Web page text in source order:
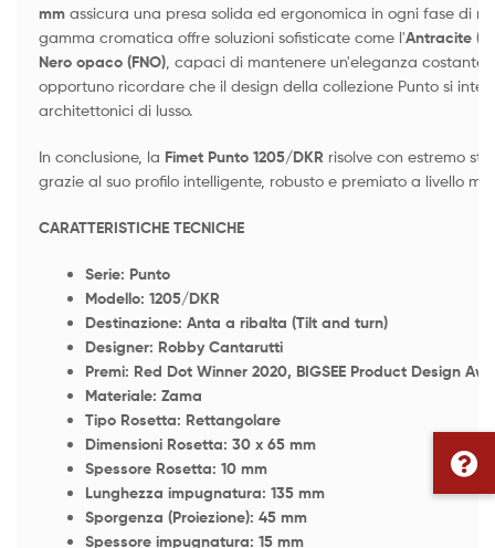
mmassicura una presa solida ed ergonomica in ogni fase di
gamma cromatica offre soluzioni sofisticate come l'Antracite
Nero opaco (FNO), capaci di mantenere un'eleganza costante
opportuno ricordare che il design della collezione Punto si
architettonici di lusso.
In conclusione, la Fimet Punto 1205/DKR risolve con estremo
grazie al suo profilo intelligente, robusto e premiato a livello
CARATTERISTICHE TECNICHE
Serie: Punto
Modello: 1205/DKR
Destinazione: Anta a ribalta (Tilt and turn)
Designer: Robby Cantarutti
Premi: Red Dot Winner 2020, BIGSEE Product Design
Materiale: Zama
Tipo Rosetta: Rettangolare
Dimensioni Rosetta: 30 x 65 mm
Spessore Rosetta: 10 mm
Lunghezza impugnatura: 135 mm
Sporgenza (Proiezione): 45 mm
Spessore impugnatura: 15 mm